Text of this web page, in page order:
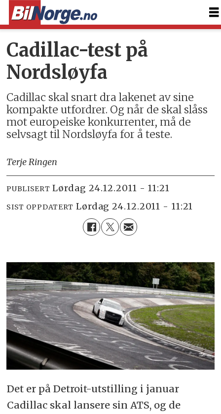
Cadillac-test på
Nordsløyfa
Cadillac skal snart dra lakenet av sine
kompakte utfordrer. Og når de skal slåss
mot europeiske konkurrenter, må de
selvsagt til Nordsløyfa for å teste.
Terje Ringen
PUBLISERT lørdag 24.12.2011 - 11:21
SIST OPPDATERT lørdag 24.12.2011 - 11:21
Det er på Detroit-utstilling i januar
Cadillac skal lansere sin ATS, og de